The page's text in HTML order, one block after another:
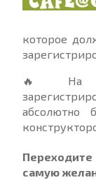
которое
🔥 На
абсолютно
самую